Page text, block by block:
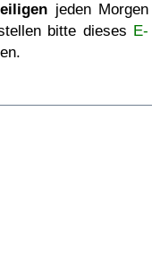
jeden Morgen
bitte dieses E-